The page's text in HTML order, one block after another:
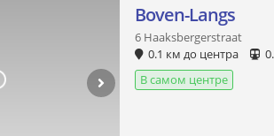
Boven-Langs
6 Haaksbergerstraat
0.1 км до центра
В самом центре